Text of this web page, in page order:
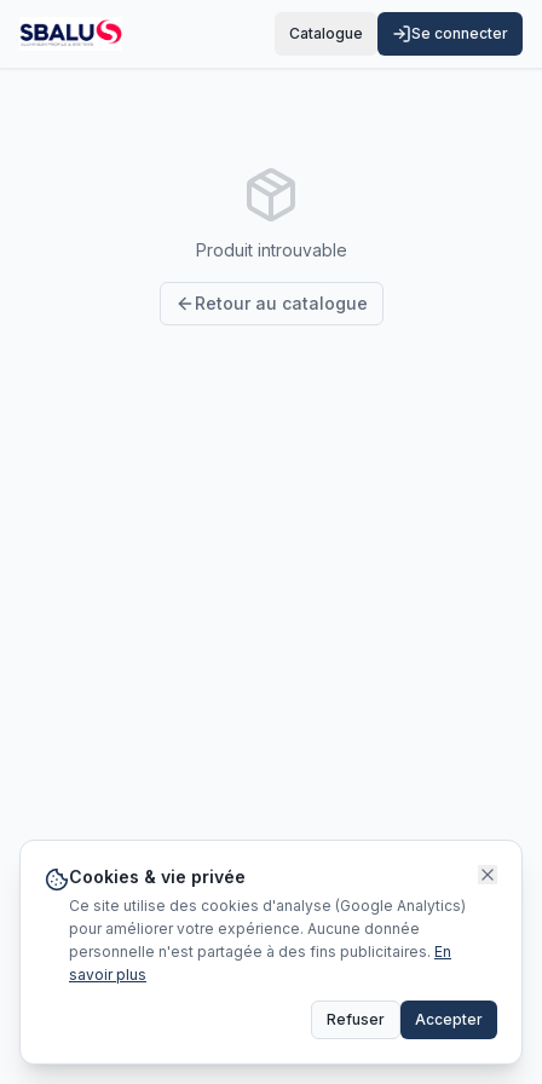
Catalogue Se connecter
Produit introuvable
Retour au catalogue
Cookies & vie privée
Ce site utilise des cookies d'analyse (Google Analytics)
pour améliorer votre expérience. Aucune donnée
personnelle n'est partagée à des fins publicitaires. En
savoir plus
Refuser Accepter